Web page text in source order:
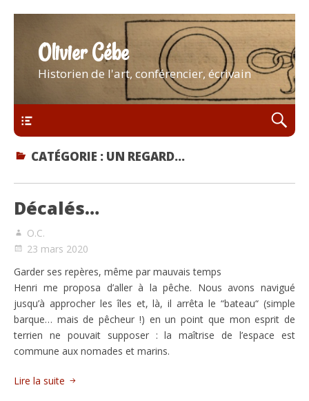
Olivier Cébe
Historien de l'art, conférencier, écrivain
CATÉGORIE : UN REGARD…
Décalés…
O.C.
23 mars 2020
Garder ses repères, même par mauvais temps
Henri me proposa d’aller à la pêche. Nous avons navigué
jusqu’à approcher les îles et, là, il arrêta le “bateau“ (simple
barque… mais de pêcheur !) en un point que mon esprit de
terrien ne pouvait supposer : la maîtrise de l’espace est
commune aux nomades et marins.
Lire la suite